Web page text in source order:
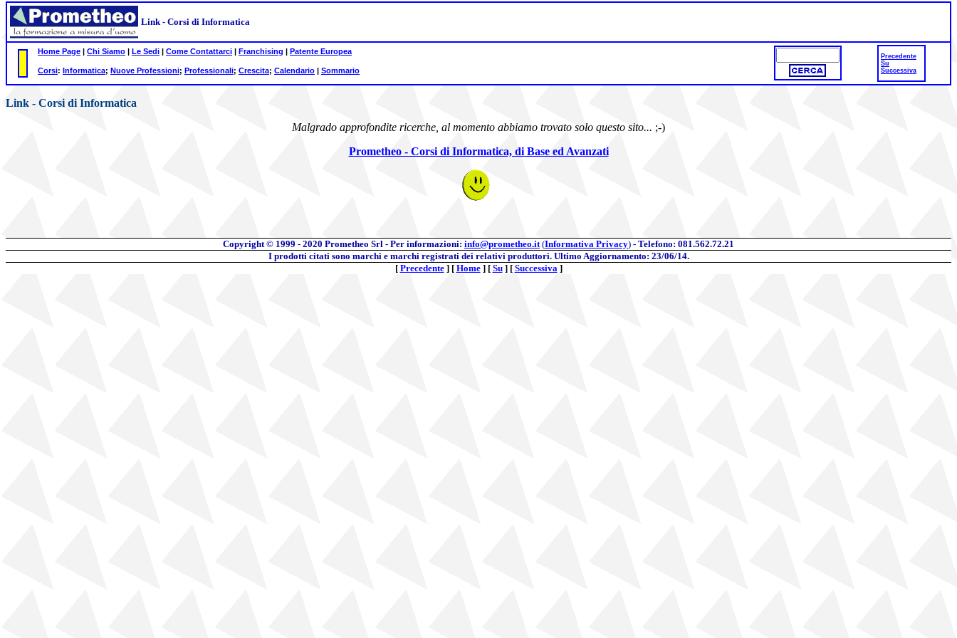
Link - Corsi di Informatica
Home Page | Chi Siamo | Le Sedi | Come Contattarci | Franchising | Patente Europea
Precedente
Su
Successiva
Corsi: Informatica; Nuove Professioni; Professionali; Crescita; Calendario | Sommario
Link - Corsi di Informatica
Malgrado approfondite ricerche, al momento abbiamo trovato solo questo sito... ;-)
Prometheo - Corsi di Informatica, di Base ed Avanzati
Copyright © 1999 - 2020 Prometheo Srl - Per informazioni: info@prometheo.it (Informativa Privacy) - Telefono: 081.562.72.21
I prodotti citati sono marchi e marchi registrati dei relativi produttori. Ultimo Aggiornamento: 23/06/14.
[ Precedente] [ Home] [ Su] [ Successiva]